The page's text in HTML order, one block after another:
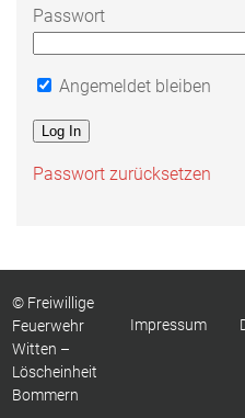
Passwort
Angemeldet bleiben
Passwort zurücksetzen
© Freiwillige
Feuerwehr
Witten –
Löscheinheit
Bommern
Impressum